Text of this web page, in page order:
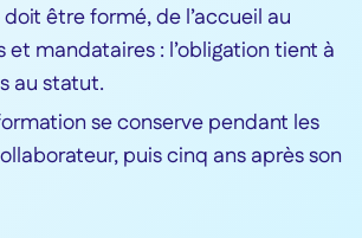
être formé, de l’accueil au
et mandataires : l’obligation tient à
au statut.
se conserve pendant les
puis cinq ans après son